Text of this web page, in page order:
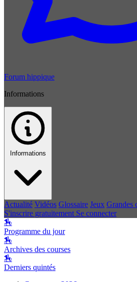
Forum hippique
Informations
Informations
Actualité Vidéos Glossaire Jeux Grandes
S'inscrire gratuitement Se connecter
🏇
Programme du jour
🏇
Archives des courses
🏇
Derniers quintés